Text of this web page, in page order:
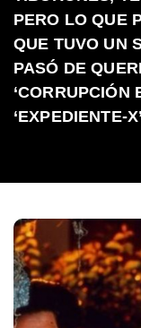
PERO LO QUE
QUE TUVO UN
PASÓ DE
‘CORRUPCIÓN
‘EXPEDIENTE-X’